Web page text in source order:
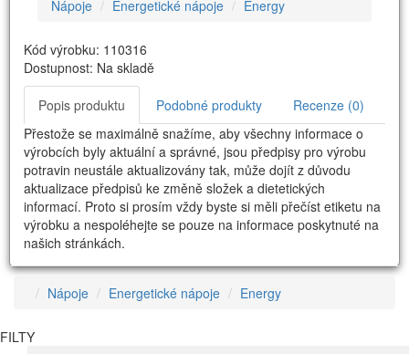
Nápoje Energetické nápoje Energy
Kód výrobku: 110316
Dostupnost: Na skladě
Popis produktu Podobné produkty
Recenze (0)
Přestože se maximálně snažíme, aby všechny informace o
výrobcích byly aktuální a správné, jsou předpisy pro výrobu
potravin neustále aktualizovány tak, může dojít z důvodu
aktualizace předpisů ke změně složek a dietetických
informací. Proto si prosím vždy byste si měli přečíst etiketu na
výrobku a nespoléhejte se pouze na informace poskytnuté na
našich stránkách.
Nápoje Energetické nápoje Energy
FILTY